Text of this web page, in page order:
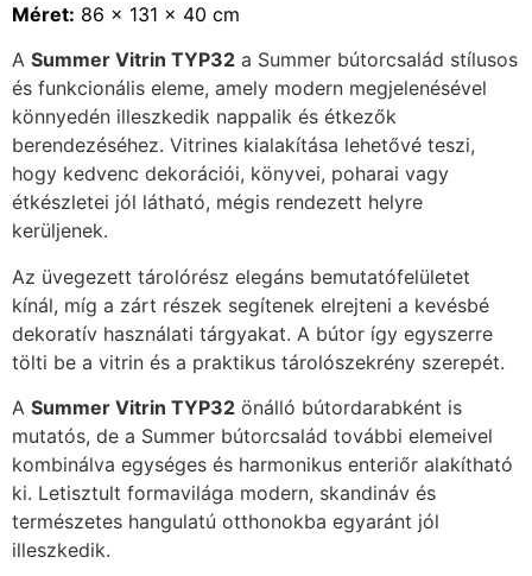
Méret: 86 x 131 x 40 cm
A Summer Vitrin TYP32 a Summer bútorcsalád stílusos
és funkcionális eleme, amely modern megjelenésével
könnyedén illeszkedik nappalik és étkezők
berendezéséhez. Vitrines kialakítása lehetővé teszi,
hogy kedvenc dekorációi, könyvei, poharai vagy
étkészletei jól látható, mégis rendezett helyre
kerüljenek.
Az üvegezett tárolórész elegáns bemutatófelületet
kínál, míg a zárt részek segítenek elrejteni a kevésbé
dekoratív használati tárgyakat. A bútor így egyszerre
tölti be a vitrin és a praktikus tárolószekrény szerepét.
A Summer Vitrin TYP32 önálló bútordarabként is
mutatós, de a Summer bútorcsalád további elemeivel
kombinálva egységes és harmonikus enteriőr alakítható
ki. Letisztult formavilága modern, skandináv és
természetes hangulatú otthonokba egyaránt jól
illeszkedik.